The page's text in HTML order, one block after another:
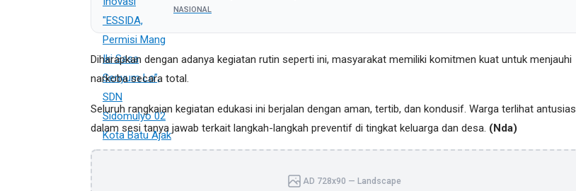
NASIONAL
Diharapkan dengan adanya kegiatan rutin seperti ini, masyarakat memiliki komitmen kuat untuk menjauhi
narkoba secara total.
Seluruh rangkaian kegiatan edukasi ini berjalan dengan aman, tertib, dan kondusif. Warga terlihat antusias
dalam sesi tanya jawab terkait langkah-langkah preventif di tingkat keluarga dan desa. (Nda)
AD 728x90 — Landscape